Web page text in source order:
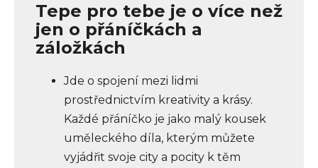
Tepe pro tebe je o více než
jen o přáníčkách a
záložkách
Jde o spojení mezi lidmi
prostřednictvím kreativity a krásy.
Každé přáníčko je jako malý kousek
uměleckého díla, kterým můžete
vyjádřit svoje city a pocity k těm